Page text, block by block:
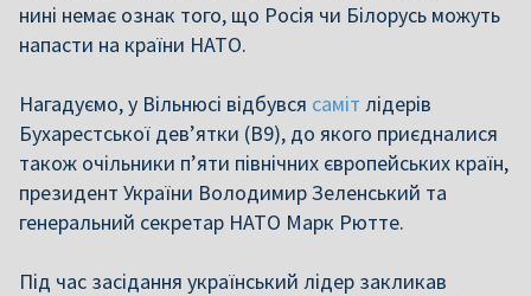
нині немає ознак того, що Росія чи Білорусь можуть
напасти на країни НАТО.
Нагадуємо, у Вільнюсі відбувся саміт лідерів
Бухарестської дев’ятки (B9), до якого приєдналися
також очільники п’яти північних європейських країн,
президент України Володимир Зеленський та
генеральний секретар НАТО Марк Рютте.
Під час засідання український лідер закликав